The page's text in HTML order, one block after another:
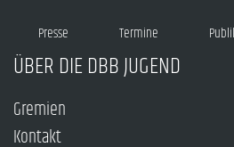
Presse Termine
ÜBER DIE DBB JUGEND
Gremien
Kontakt